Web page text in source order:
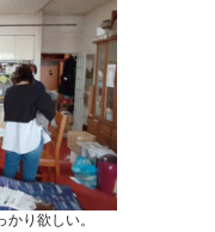
り欲しい。